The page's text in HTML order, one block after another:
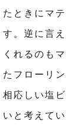
たときにマ
す。逆に言
くれるのも
たフローリ
相応しい塩
いと考えて